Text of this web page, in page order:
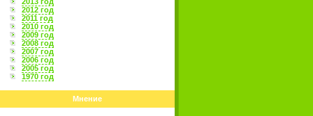
2012 год
2011 год
2010 год
2009 год
2008 год
2007 год
2006 год
2005 год
1970 год
Мнение